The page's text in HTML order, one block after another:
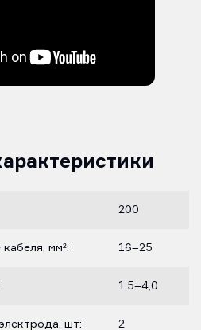
200
мм²: 16–25
1,5–4,0
шт: 2